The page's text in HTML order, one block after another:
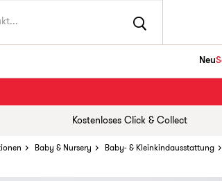
Neu
Kostenloses Click & Collect
Baby & Nursery Baby- & Kleinkindausstattung